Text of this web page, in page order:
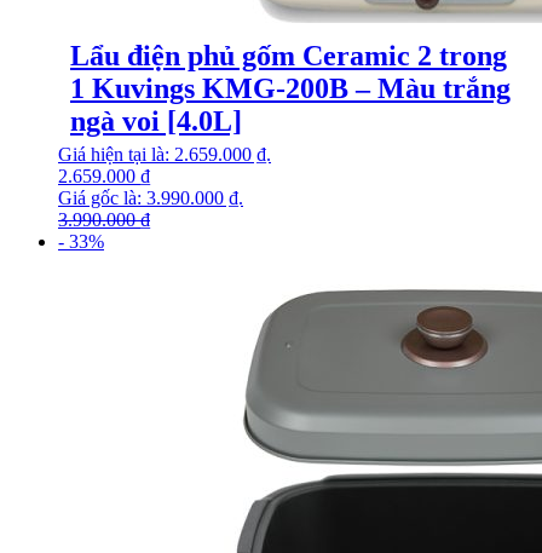
Lẩu điện phủ gốm Ceramic 2 trong
1 Kuvings KMG-200B – Màu trắng
ngà voi [4.0L]
3.990.000₫
Giá gốc là: 3.990.000 ₫.
2.659.000 ₫
Giá hiện tại là: 2.659.000 ₫.
- 33%